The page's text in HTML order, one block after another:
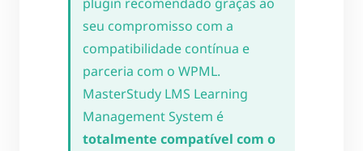
seu compromisso com a
compatibilidade contínua e
parceria com o WPML.
MasterStudy LMS Learning
Management System é
totalmente compatível com o